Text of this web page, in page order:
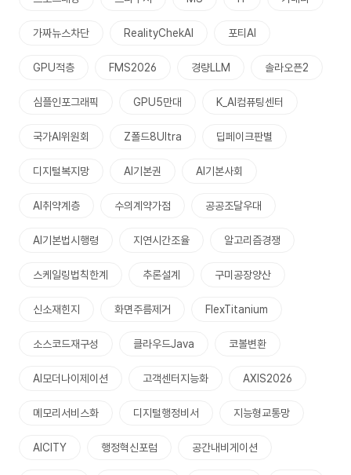
가짜뉴스차단 RealityChekAI 포티AI
GPU적층 FMS2026 경량LLM 솔라오픈2
심플인포그래픽 GPU5만대 K_AI컴퓨팅센터
국가AI위원회 Z폴드8Ultra 딥페이크판별
디지털복지망 AI기본권 AI기본사회
AI취약계층 수의계약가점 공공조달우대
AI기본법시행령 지연시간조율 알고리즘경쟁
스케일링법칙한계 추론설계 구미공장양산
신소재힌지 화면주름제거 FlexTitanium
소스코드재구성 클라우드Java 코볼변환
AI모더나이제이션 고객센터지능화 AXIS2026
메모리서비스화 디지털행정비서 지능형교통망
AICITY 행정혁신포럼 공간내비게이션